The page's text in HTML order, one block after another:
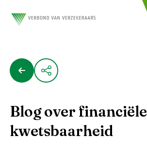
Blog over financiële
kwetsbaarheid